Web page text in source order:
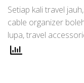
Setiap kali travel
cable organizer
lupa, travel